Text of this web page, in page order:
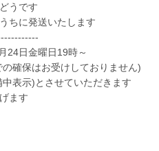
うです
ちに発送いたします
24日金曜日19時～
確保はお受けしておりません)
表示)とさせていただきます
ます